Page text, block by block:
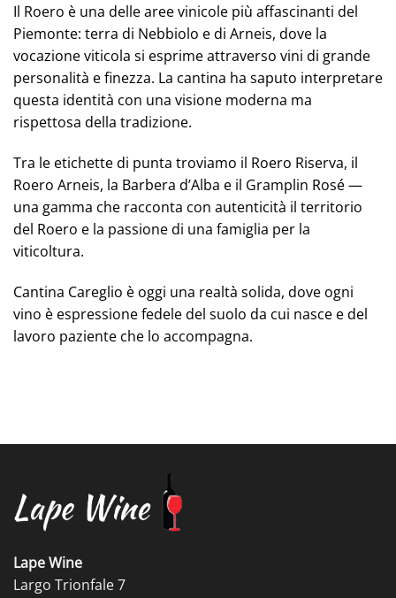
Il Roero è una delle aree vinicole più affascinanti del
Piemonte: terra di Nebbiolo e di Arneis, dove la
vocazione viticola si esprime attraverso vini di grande
personalità e finezza. La cantina ha saputo interpretare
questa identità con una visione moderna ma
rispettosa della tradizione.
Tra le etichette di punta troviamo il Roero Riserva, il
Roero Arneis, la Barbera d’Alba e il Gramplin Rosé —
una gamma che racconta con autenticità il territorio
del Roero e la passione di una famiglia per la
viticoltura.
Cantina Careglio è oggi una realtà solida, dove ogni
vino è espressione fedele del suolo da cui nasce e del
lavoro paziente che lo accompagna.
Lape Wine
Largo Trionfale 7